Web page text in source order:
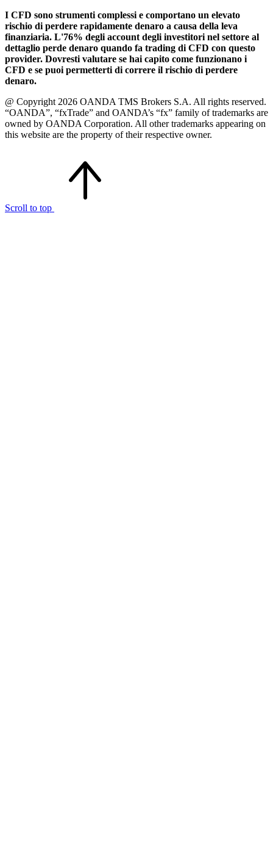
I CFD sono strumenti complessi e comportano un elevato
rischio di perdere rapidamente denaro a causa della leva
finanziaria. L'76% degli account degli investitori nel settore al
dettaglio perde denaro quando fa trading di CFD con questo
provider. Dovresti valutare se hai capito come funzionano i
CFD e se puoi permetterti di correre il rischio di perdere
denaro.
@ Copyright 2026 OANDA TMS Brokers S.A. All rights reserved.
“OANDA”, “fxTrade” and OANDA’s “fx” family of trademarks are
owned by OANDA Corporation. All other trademarks appearing on
this website are the property of their respective owner.
Scroll to top